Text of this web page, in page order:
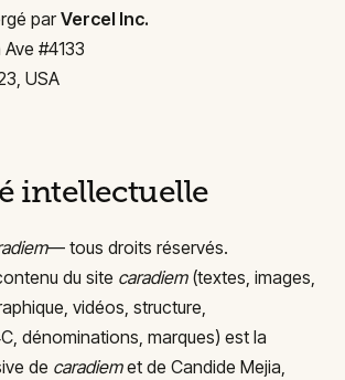
parVercel Inc.
#4133
USA
intellectuelle
— tous droits réservés.
du site caradiem(textes, images,
vidéos, structure,
dénominations, marques) est la
de caradiemet de Candide Mejia,